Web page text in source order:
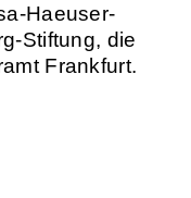
Haeuser-
Stiftung, die
Frankfurt.